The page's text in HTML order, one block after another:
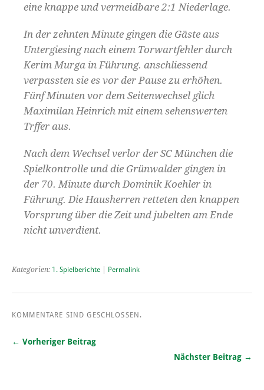
eine knappe und vermeidbare 2:1 Niederlage.
In der zehnten Minute gingen die Gäste aus
Untergiesing nach einem Torwartfehler durch
Kerim Murga in Führung. anschliessend
verpassten sie es vor der Pause zu erhöhen.
Fünf Minuten vor dem Seitenwechsel glich
Maximilan Heinrich mit einem sehenswerten
Trffer aus.
Nach dem Wechsel verlor der SC München die
Spielkontrolle und die Grünwalder gingen in
der 70. Minute durch Dominik Koehler in
Führung. Die Hausherren retteten den knappen
Vorsprung über die Zeit und jubelten am Ende
nicht unverdient.
Kategorien: 1. Spielberichte Permalink
KOMMENTARE SIND GESCHLOSSEN.
← Vorheriger Beitrag
Nächster Beitrag →